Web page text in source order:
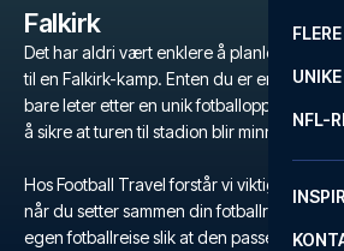
NFL-
Falkirk
Det har aldri vært enklere å planlegge en
til en Falkirk-kamp. Enten du er en dedikert
bare leter etter en unik fotballopplevelse,
å sikre at turen til stadion blir minneverdig.
Hos Football Travel forstår vi viktigheten av
når du setter sammen din fotballreise.
egen fotballreise slik at den passer